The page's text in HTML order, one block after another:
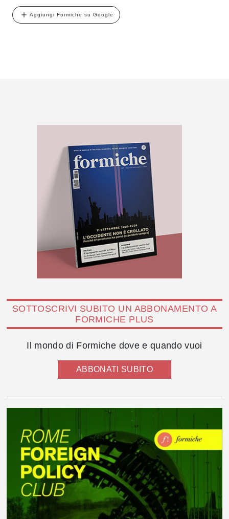
Aggiungi Formiche su Google
SOTTOSCRIVI SUBITO UN ABBONAMENTO A
FORMICHE PLUS
Il mondo di Formiche dove e quando vuoi
ABBONATI SUBITO